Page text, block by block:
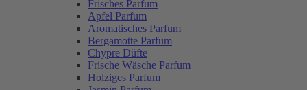
Frisches Parfum
Apfel Parfum
Aromatisches Parfum
Bergamotte Parfum
Chypre Düfte
Frische Wäsche Parfum
Holziges Parfum